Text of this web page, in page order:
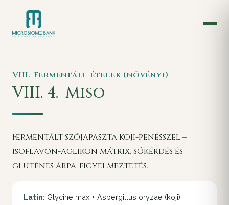
VIII. Fermentált ételek (növényi)
VIII. 4. Miso
Fermentált szójapaszta koji-penésszel –
isoflavon-aglikon mátrix, sókérdés és
gluténes árpa-figyelmeztetés.
Latin: Glycine max + Aspergillus oryzae (koji); +